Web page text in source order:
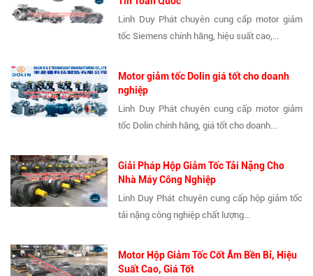
Linh Duy Phát chuyên cung cấp motor giảm
tốc Siemens chính hãng, hiệu suất cao,...
Motor giảm tốc Dolin giá tốt cho doanh
nghiệp
Linh Duy Phát chuyên cung cấp motor giảm
tốc Dolin chính hãng, giá tốt cho doanh...
Giải Pháp Hộp Giảm Tốc Tải Nặng Cho
Nhà Máy Công Nghiệp
Linh Duy Phát chuyên cung cấp hộp giảm tốc
tải nặng công nghiệp chất lượng...
Motor Hộp Giảm Tốc Cốt Âm Bền Bỉ, Hiệu
Suất Cao, Giá Tốt